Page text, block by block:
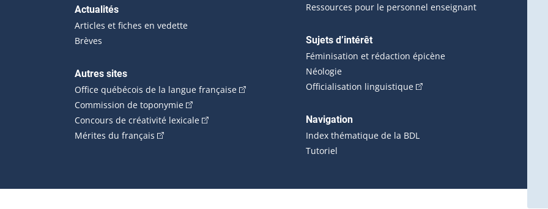
Actualités
Articles et fiches en vedette
Brèves
Autres sites
Office québécois de la langue française(Cet hyperlien externe s'ouvrira dans une nouvelle fenêtre.)
Commission de toponymie(Cet hyperlien externe s'ouvrira dans une nouvelle fenêtre.)
Concours de créativité lexicale(Cet hyperlien externe s'ouvrira dans une nouvelle fenêtre.)
Mérites du français (Cet hyperlien externe s'ouvrira dans une nouvelle fenêtre.)
Ressources pour le personnel enseignant
Sujets d’intérêt
Féminisation et rédaction épicène
Néologie
Officialisation linguistique(Cet hyperlien externe s'ouvrira
Navigation
Index thématique de la BDL
Tutoriel